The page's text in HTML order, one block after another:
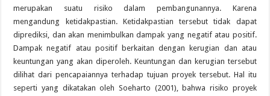
merupakan suatu risiko dalam pembangunannya. Karena
mengandung ketidakpastian. Ketidakpastian tersebut tidak dapat
diprediksi, dan akan menimbulkan dampak yang negatif atau positif.
Dampak negatif atau positif berkaitan dengan kerugian dan atau
keuntungan yang akan diperoleh. Keuntungan dan kerugian tersebut
dilihat dari pencapaiannya terhadap tujuan proyek tersebut. Hal itu
seperti yang dikatakan oleh Soeharto (2001), bahwa risiko proyek